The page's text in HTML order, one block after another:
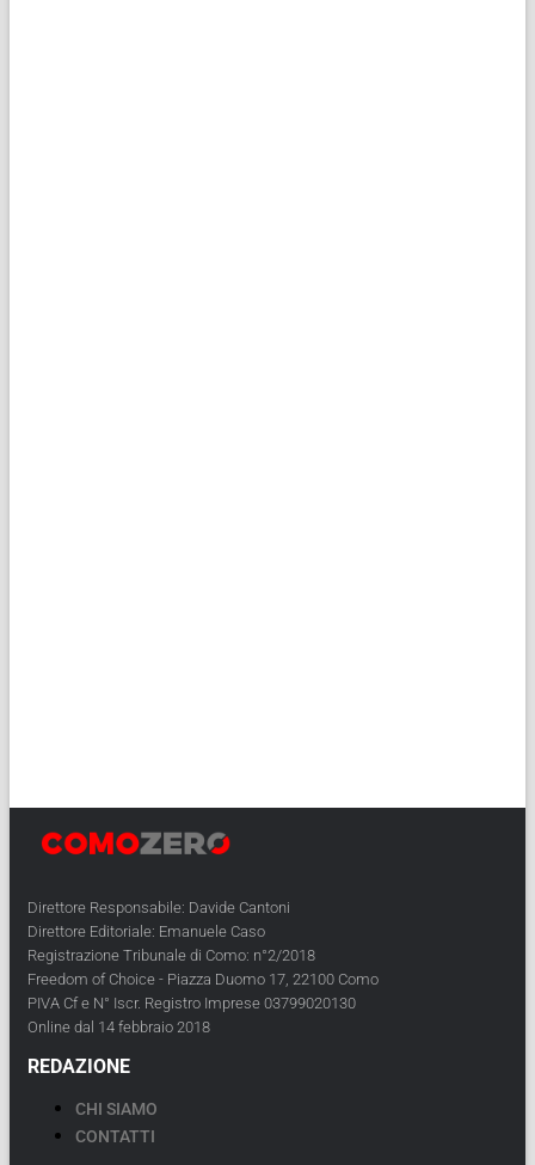
Direttore Responsabile: Davide Cantoni
Direttore Editoriale: Emanuele Caso
Registrazione Tribunale di Como: n°2/2018
Freedom of Choice - Piazza Duomo 17, 22100 Como
PIVA Cf e N° Iscr. Registro Imprese 03799020130
Online dal 14 febbraio 2018
REDAZIONE
CHI SIAMO
CONTATTI